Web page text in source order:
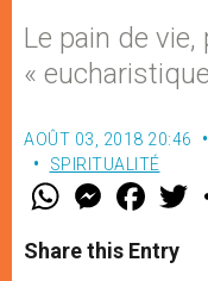
Le pain de vie,
«
AOÛT 03, 2018 20:46
SPIRITUALITÉ
W
t
s
M
e
s
e
F
a
e
b
w
Share this Entry